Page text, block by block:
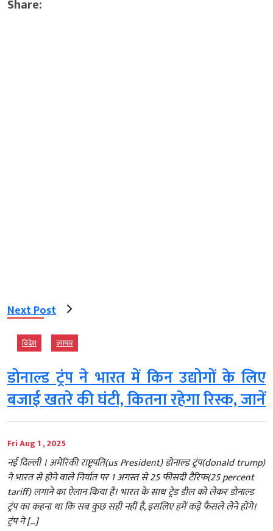
Share:
Next Post
विदेश व्‍यापार
डोनाल्ड ट्रंप ने भारत में किन उद्योगों के लिए
बजाई खतरे की घंटी, कितना रहेगा रिस्क, जानें
Fri Aug 1 , 2025
नई दिल्‍ली । अमेरिकी राष्ट्रपति(us President) डोनाल्ड ट्रंप(donald trump)
ने भारत से होने वाले निर्यात पर 1 अगस्त से 25 फीसदी टैरिफ(25 percent
tariff) लगाने का ऐलान किया है। भारत के साथ ट्रेड डील को लेकर डोनाल्ड
ट्रंप का कहना था कि सब कुछ सही नहीं है, इसलिए हमें कड़े फैसले लेने होंगे।
ट्रंप ने […]